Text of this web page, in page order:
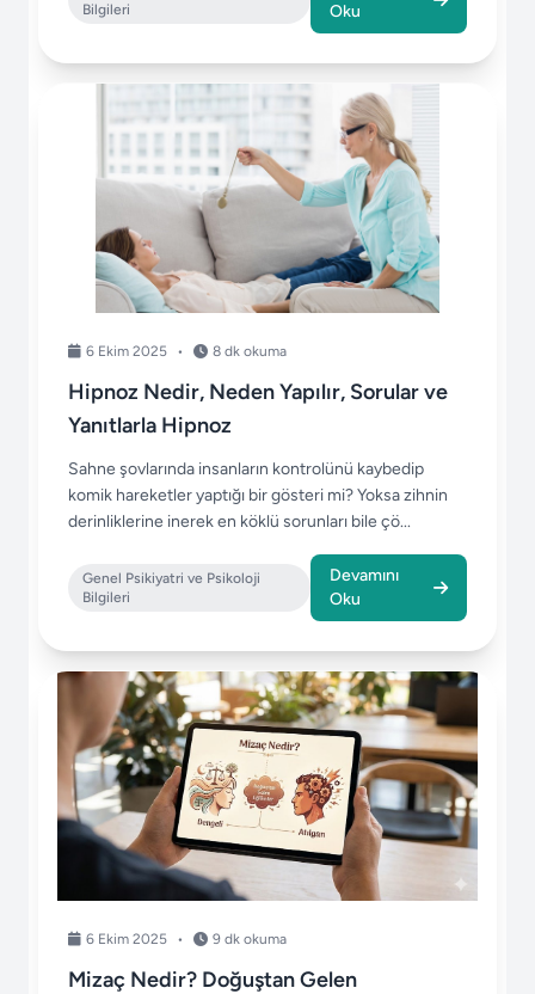
Bilgileri
Oku
6 Ekim 2025 • 8 dk okuma
Hipnoz Nedir, Neden Yapılır, Sorular ve
Yanıtlarla Hipnoz
Sahne şovlarında insanların kontrolünü kaybedip
komik hareketler yaptığı bir gösteri mi? Yoksa zihnin
derinliklerine inerek en köklü sorunları bile çö...
Genel Psikiyatri ve Psikoloji
Bilgileri
Devamını
Oku
6 Ekim 2025 • 9 dk okuma
Mizaç Nedir? Doğuştan Gelen